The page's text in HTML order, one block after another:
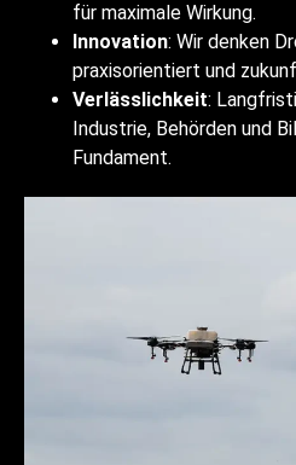
für maximale Wirkung.
Innovation: Wir denken
praxisorientiert und
Verlässlichkeit:
Industrie, Behörden und
Fundament.